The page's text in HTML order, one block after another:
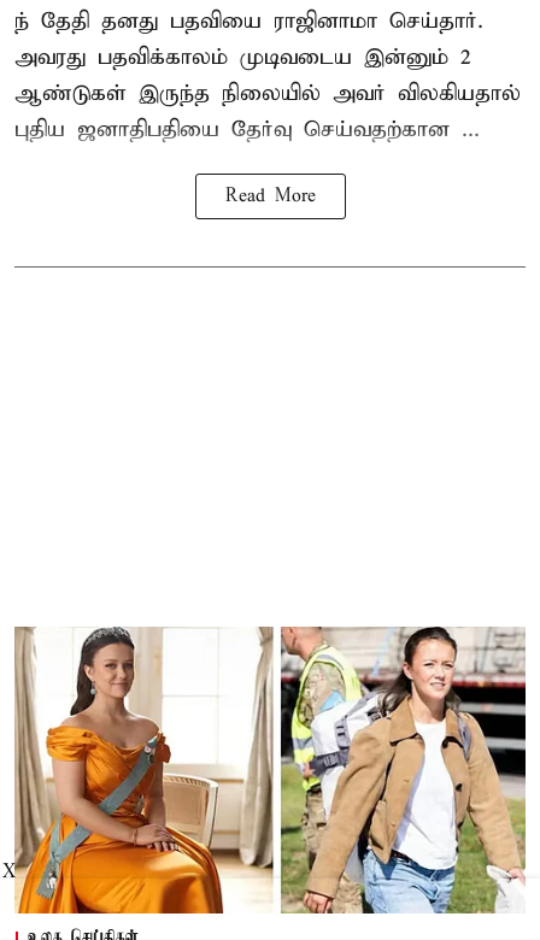
ந் தேதி தனது பதவியை ராஜினாமா செய்தார்.
அவரது பதவிக்காலம் முடிவடைய இன்னும் 2
ஆண்டுகள் இருந்த நிலையில் அவர் விலகியதால்
புதிய ஜனாதிபதியை தேர்வு செய்வதற்கான ...
Read More
X